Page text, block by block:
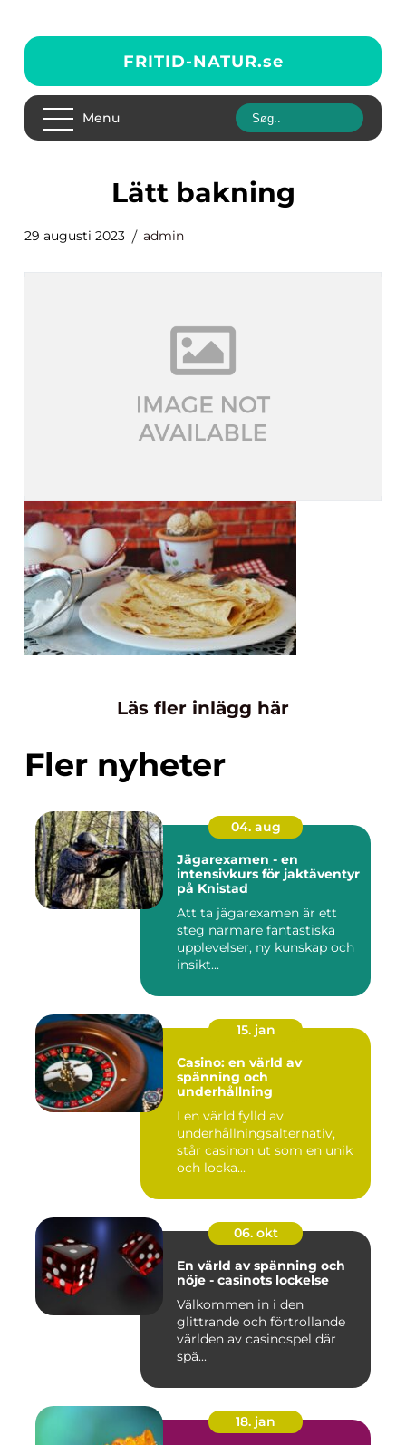
FRITID-NATUR.se
Menu
lätt bakning
29 augusti 2023 admin
Läs fler inlägg här
Fler nyheter
04. aug
Jägarexamen - en
intensivkurs för jaktäventyr
på Knistad
Att ta jägarexamen är ett
steg närmare fantastiska
upplevelser, ny kunskap och
insikt...
15. jan
Casino: en värld av
spänning och
underhållning
I en värld fylld av
underhållningsalternativ,
står casinon ut som en unik
och locka...
06. okt
En värld av spänning och
nöje - casinots lockelse
Välkommen in i den
glittrande och förtrollande
världen av casinospel där
spä...
18. jan